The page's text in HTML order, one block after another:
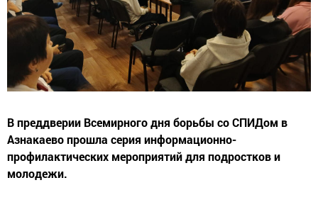
В преддверии Всемирного дня борьбы со СПИДом в
Азнакаево прошла серия информационно-
профилактических мероприятий для подростков и
молодежи.